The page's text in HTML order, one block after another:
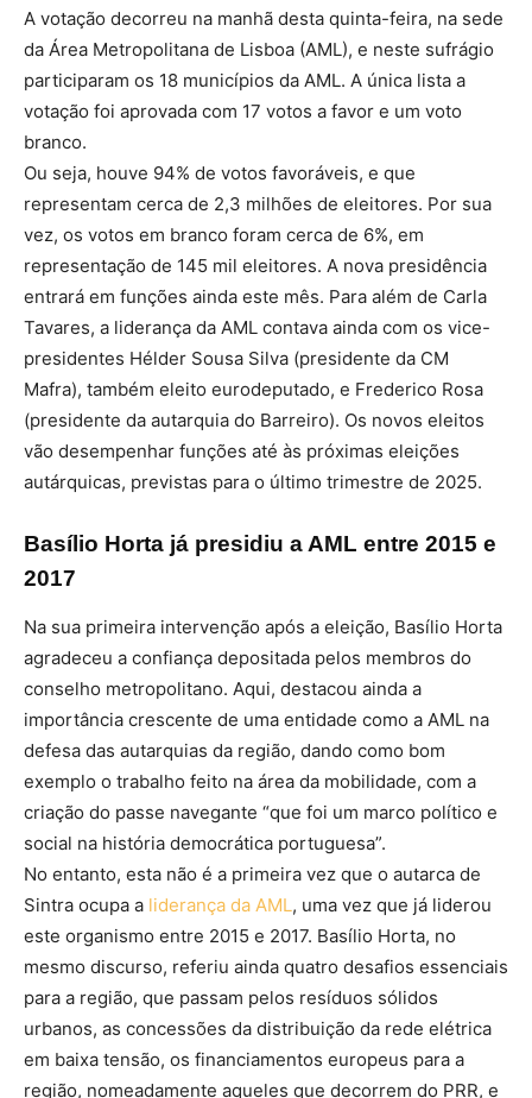
A votação decorreu na manhã desta quinta-feira, na sede
da Área Metropolitana de Lisboa (AML), e neste sufrágio
participaram os 18 municípios da AML. A única lista a
votação foi aprovada com 17 votos a favor e um voto
branco.
Ou seja, houve 94% de votos favoráveis, e que
representam cerca de 2,3 milhões de eleitores. Por sua
vez, os votos em branco foram cerca de 6%, em
representação de 145 mil eleitores. A nova presidência
entrará em funções ainda este mês. Para além de Carla
Tavares, a liderança da AML contava ainda com os vice-
presidentes Hélder Sousa Silva (presidente da CM
Mafra), também eleito eurodeputado, e Frederico Rosa
(presidente da autarquia do Barreiro). Os novos eleitos
vão desempenhar funções até às próximas eleições
autárquicas, previstas para o último trimestre de 2025.
Basílio Horta já presidiu a AML entre 2015 e
2017
Na sua primeira intervenção após a eleição, Basílio Horta
agradeceu a confiança depositada pelos membros do
conselho metropolitano. Aqui, destacou ainda a
importância crescente de uma entidade como a AML na
defesa das autarquias da região, dando como bom
exemplo o trabalho feito na área da mobilidade, com a
criação do passe navegante “que foi um marco político e
social na história democrática portuguesa”.
No entanto, esta não é a primeira vez que o autarca de
Sintra ocupa a liderança da AML, uma vez que já liderou
este organismo entre 2015 e 2017. Basílio Horta, no
mesmo discurso, referiu ainda quatro desafios essenciais
para a região, que passam pelos resíduos sólidos
urbanos, as concessões da distribuição da rede elétrica
em baixa tensão, os financiamentos europeus para a
região, nomeadamente aqueles que decorrem do PRR, e